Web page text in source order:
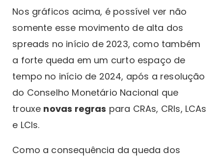
Nos gráficos acima, é possível ver não
somente esse movimento de alta dos
spreads no início de 2023, como também
a forte queda em um curto espaço de
tempo no início de 2024, após a resolução
do Conselho Monetário Nacional que
trouxe novas regras para CRAs, CRIs, LCAs
e LCIs.
Como a consequência da queda dos